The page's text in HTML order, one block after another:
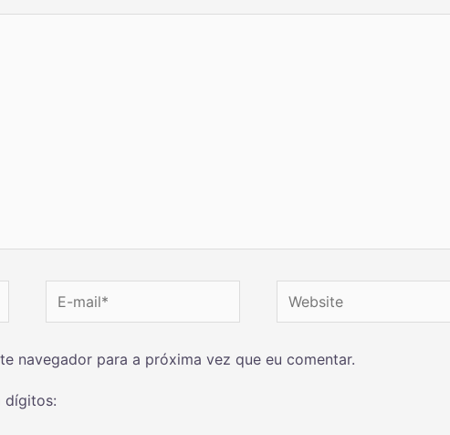
navegador para a próxima vez que eu comentar.
dígitos: